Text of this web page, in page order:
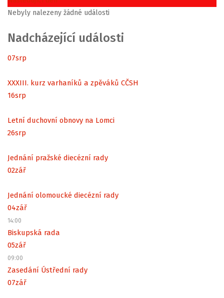
Nebyly nalezeny žádné události
Nadcházející události
07srp
XXXIII. kurz varhaníků a zpěváků CČSH
16srp
Letní duchovní obnovy na Lomci
26srp
Jednání pražské diecézní rady
02zář
Jednání olomoucké diecézní rady
04zář
14:00
Biskupská rada
05zář
09:00
Zasedání Ústřední rady
07zář